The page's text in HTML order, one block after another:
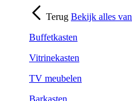
Terug Bekijk alles van
Buffetkasten
Vitrinekasten
TV meubelen
Barkasten